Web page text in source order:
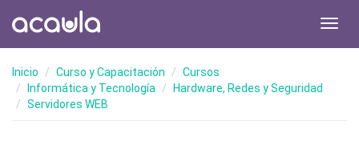
Inicio Curso y Capacitación
Cursos
Informática y Tecnología
Hardware, Redes y Seguridad
Servidores WEB